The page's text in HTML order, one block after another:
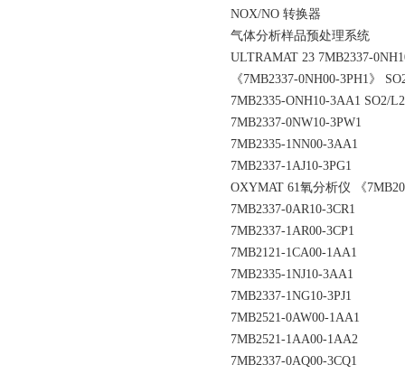
NOX/NO 转换器
气体分析样品预处理系统
ULTRAMAT 23 7MB2337-
《7MB2337-0NH00-3PH1》
7MB2335-ONH10-3AA1 SO2/
7MB2337-0NW10-3PW1
7MB2335-1NN00-3AA1
7MB2337-1AJ10-3PG1
OXYMAT 61氧分析仪 《
7MB2337-0AR10-3CR1
7MB2337-1AR00-3CP1
7MB2121-1CA00-1AA1
7MB2335-1NJ10-3AA1
7MB2337-1NG10-3PJ1
7MB2521-0AW00-1AA1
7MB2521-1AA00-1AA2
7MB2337-0AQ00-3CQ1